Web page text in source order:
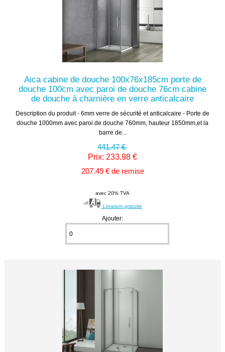
Aica cabine de douche 100x76x185cm porte de
douche 100cm avec paroi de douche 76cm cabine
de douche à charnière en verre anticalcaire
Description du produit - 6mm verre de sécurité et anticalcaire - Porte de
douche 1000mm avec paroi de douche 760mm, hauteur 1850mm,et la
barre de...
441.47 €
Prix: 233.98 €
207.49 € de remise
avec 20% TVA
Livraison gratuite
Ajouter: